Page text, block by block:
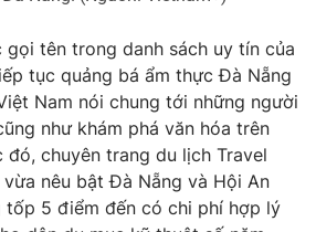
tên trong danh sách uy tín của
tục quảng bá ẩm thực Đà Nẵng
Nam nói chung tới những người
như khám phá văn hóa trên
chuyên trang du lịch Travel
nêu bật Đà Nẵng và Hội An
tốp 5 điểm đến có chi phí hợp lý